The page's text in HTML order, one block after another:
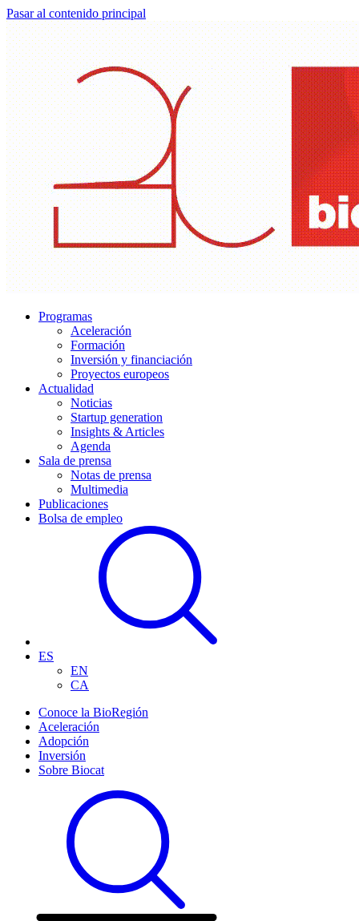
Pasar al contenido principal
Programas
Aceleración
Formación
Inversión y financiación
Proyectos europeos
Actualidad
Noticias
Startup generation
Insights & Articles
Agenda
Sala de prensa
Notas de prensa
Multimedia
Publicaciones
Bolsa de empleo
ES
EN
CA
Conoce la BioRegión
Aceleración
Adopción
Inversión
Sobre Biocat